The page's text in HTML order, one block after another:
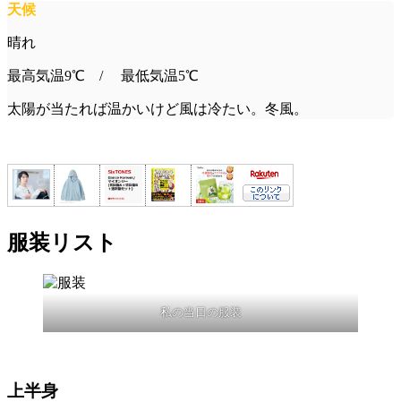
天候
晴れ
最高気温9℃ / 最低気温5℃
太陽が当たれば温かいけど風は冷たい。冬風。
服装リスト
私の当日の服装
上半身